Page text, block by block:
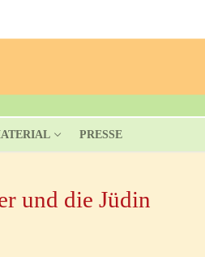
PRESSE
und die Jüdin